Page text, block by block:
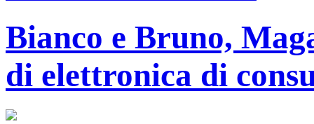
Bianco e Bruno,
di elettronica di